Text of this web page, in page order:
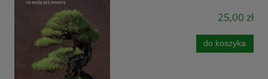
25,00 zł
do koszyka